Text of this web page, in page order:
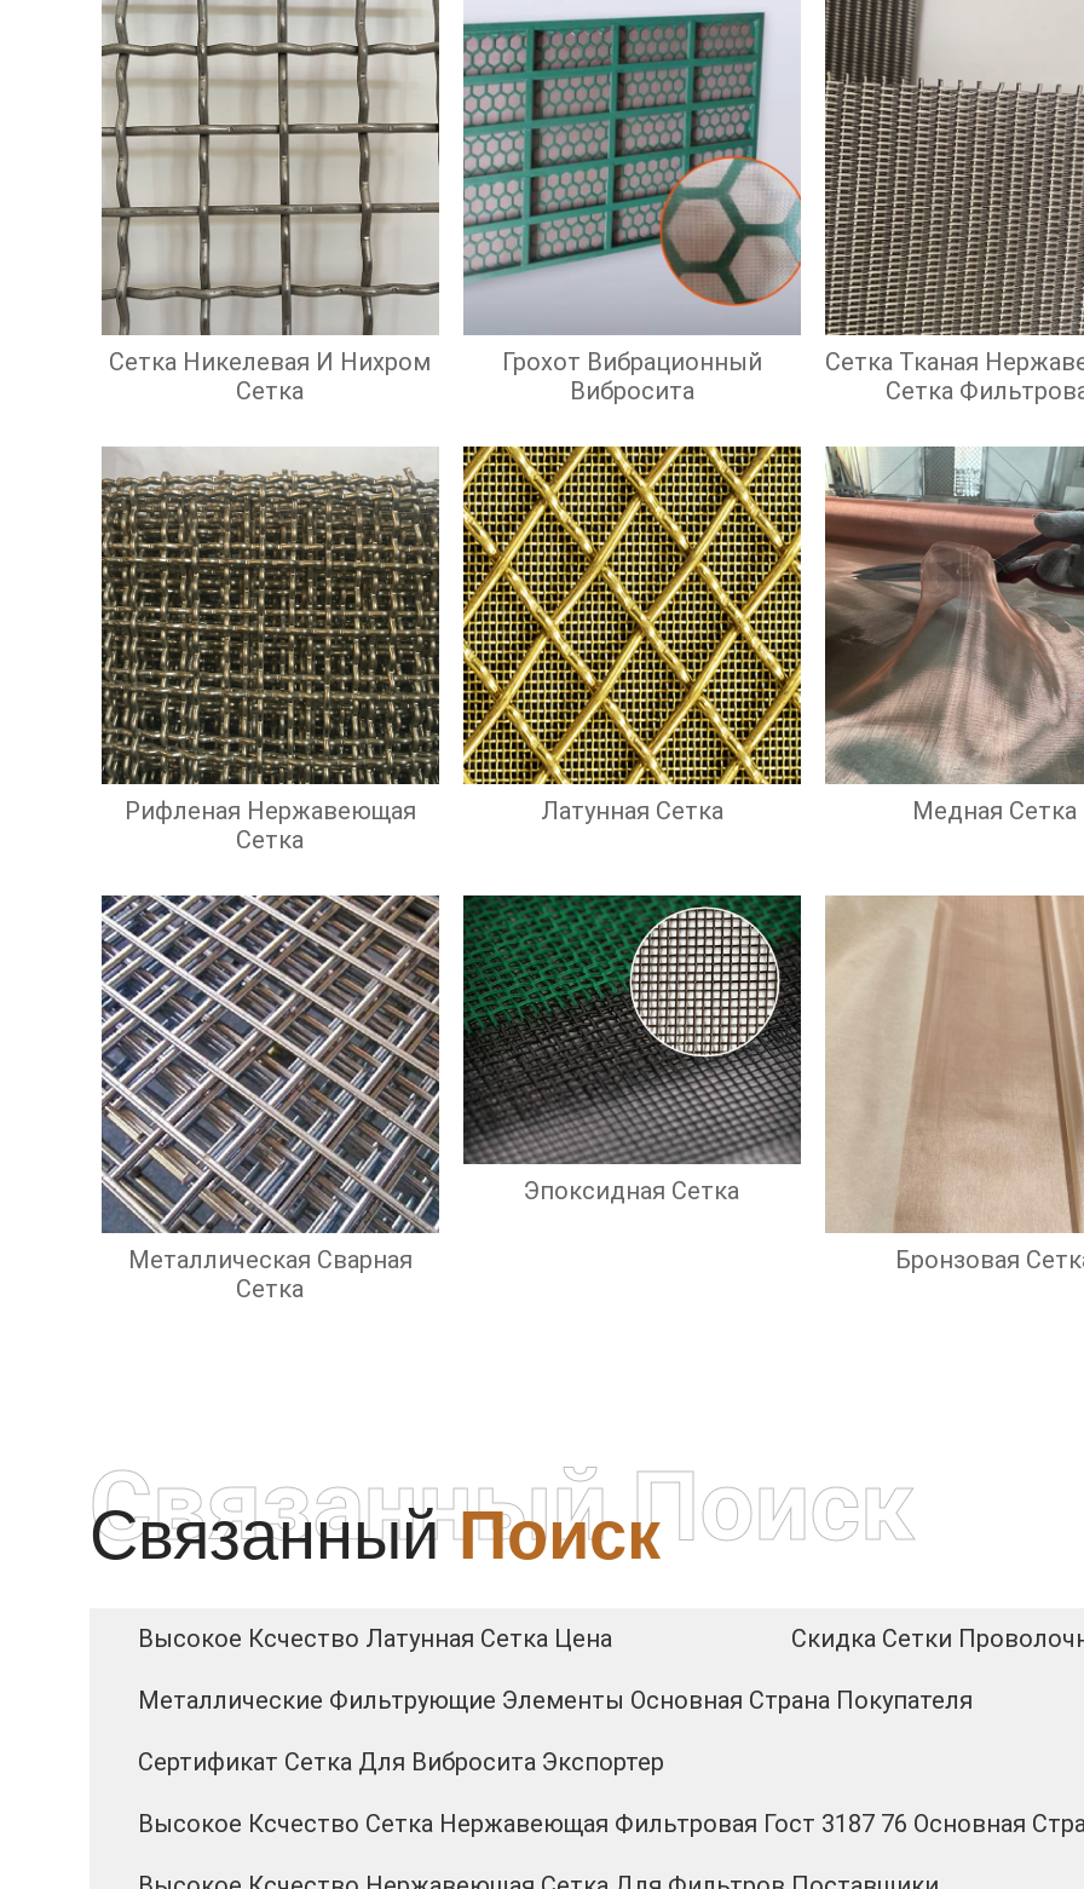
Сетка Никелевая И Нихром
Сетка
Грохот Вибрационный
Вибросита
Сетка Тканая
Сетка
Рифленая Нержавеющая
Сетка
Латунная Сетка Медная Сетка
Металлическая Сварная
Сетка
Эпоксидная Сетка
Бронзовая
СвязанныйПоиск
Связанный Поиск
Высокое Ксчество Латунная Сетка Цена Скидка Сетки
Металлические Фильтрующие Элементы Основная Страна Покупателя
Сертификат Сетка Для Вибросита Экспортер
Высокое Ксчество Сетка Нержавеющая Фильтровая Гост 3187 76 Основная